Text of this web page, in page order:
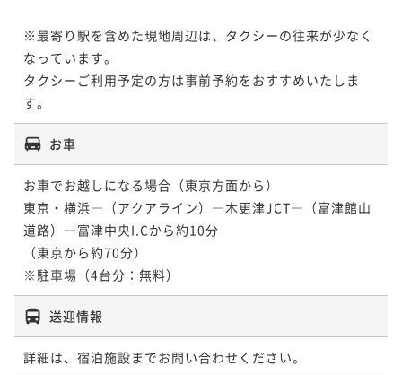
※最寄り駅を含めた現地周辺は、タクシーの往来が少なく
なっています。
タクシーご利用予定の方は事前予約をおすすめいたしま
す。
お車
お車でお越しになる場合（東京方面から）
東京・横浜―（アクアライン）―木更津JCT―（富津館山
道路）―富津中央I.Cから約10分
（東京から約70分）
※駐車場（4台分：無料）
送迎情報
詳細は、宿泊施設までお問い合わせください。